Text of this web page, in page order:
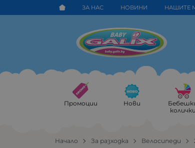
ЗА НАС НОВИНИ НАШИТЕ
Промоции Нови
колички
Начало За разходка Велосипеди